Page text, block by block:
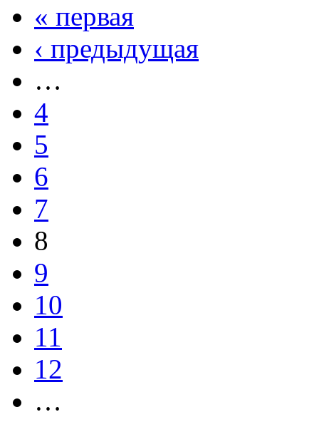
« первая
‹ предыдущая
…
4
5
6
7
8
9
10
11
12
…